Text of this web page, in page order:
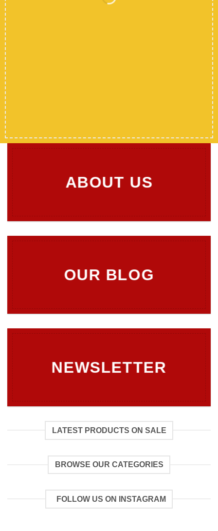
Summer Sale has
ABOUT US
OUR BLOG
NEWSLETTER
LATEST PRODUCTS ON SALE
BROWSE OUR CATEGORIES
FOLLOW US ON INSTAGRAM